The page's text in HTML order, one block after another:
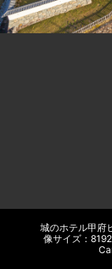
城のホテル甲府
像サイズ：